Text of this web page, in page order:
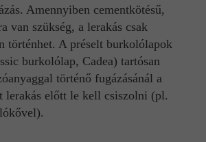
Amennyiben cementkötésű,
van szükség, a lerakás csak
történhet. A préselt burkolólapok
burkolólap, Cadea) tartósan
történő fugázásánál a
lerakás előtt le kell csiszolni (pl.